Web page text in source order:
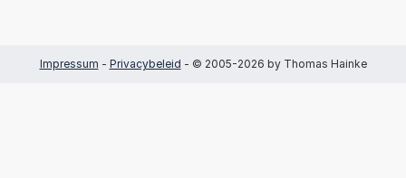
Impressum - Privacybeleid - © 2005-2026 by Thomas Hainke